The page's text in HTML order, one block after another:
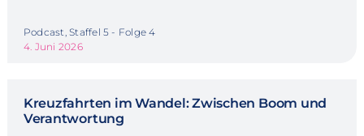
Podcast, Staffel 5 - Folge 4
4. Juni 2026
Kreuzfahrten im Wandel: Zwischen Boom und
Verantwortung